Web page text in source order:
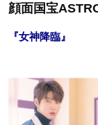
顔面国宝
『女神降臨』